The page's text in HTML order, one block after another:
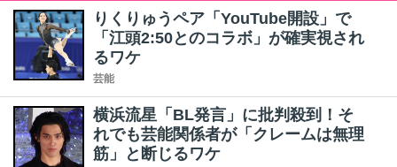
りくりゅうペア「YouTube開設」で
「江頭2:50とのコラボ」が確実視され
るワケ
芸能
横浜流星「BL発言」に批判殺到！そ
れでも芸能関係者が「クレームは無理
筋」と断じるワケ